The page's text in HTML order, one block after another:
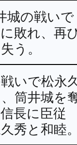
城の戦いで
敗れ、再
う。
いで松永
筒井城を
長に臣従
秀と和睦